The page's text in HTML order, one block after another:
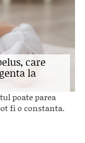
care
la
poate parea
fi o constanta.